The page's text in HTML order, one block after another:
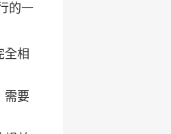
的一
全相
需要